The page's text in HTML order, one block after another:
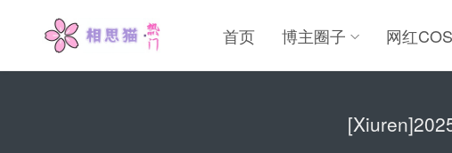
首页 博主圈子 网红COS